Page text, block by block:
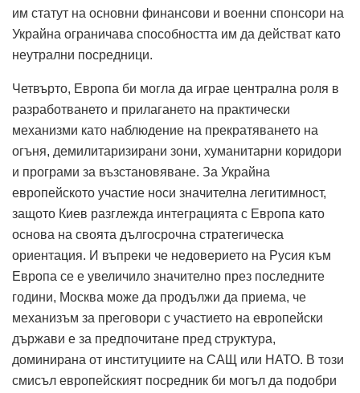
им статут на основни финансови и военни спонсори на
Украйна ограничава способността им да действат като
неутрални посредници.
Четвърто, Европа би могла да играе централна роля в
разработването и прилагането на практически
механизми като наблюдение на прекратяването на
огъня, демилитаризирани зони, хуманитарни коридори
и програми за възстановяване. За Украйна
европейското участие носи значителна легитимност,
защото Киев разглежда интеграцията с Европа като
основа на своята дългосрочна стратегическа
ориентация. И въпреки че недоверието на Русия към
Европа се е увеличило значително през последните
години, Москва може да продължи да приема, че
механизъм за преговори с участието на европейски
държави е за предпочитане пред структура,
доминирана от институциите на САЩ или НАТО. В този
смисъл европейският посредник би могъл да подобри